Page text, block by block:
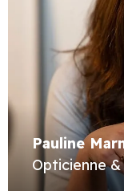
Pauline
Opticienne